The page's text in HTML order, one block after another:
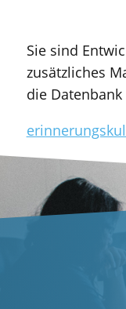
Sie sind
zusätzliches
die